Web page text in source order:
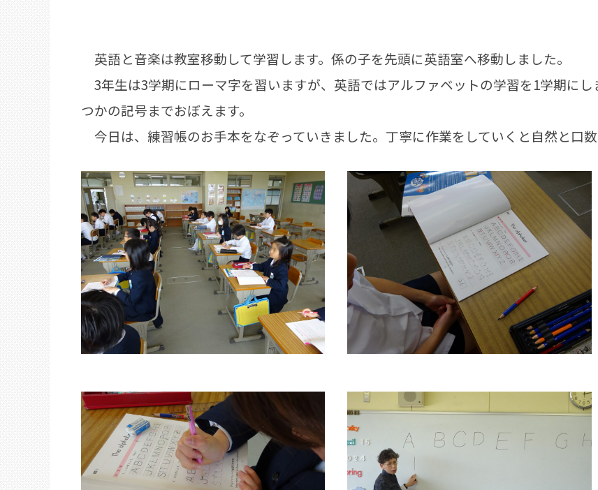
英語と音楽は教室移動して学習します。係の子を先頭に英語室へ移動しました。
3年生は3学期にローマ字を習いますが、英語ではアルファベットの学習を1学期にし
つかの記号までおぼえます。
今日は、練習帳のお手本をなぞっていきました。丁寧に作業をしていくと自然と口数